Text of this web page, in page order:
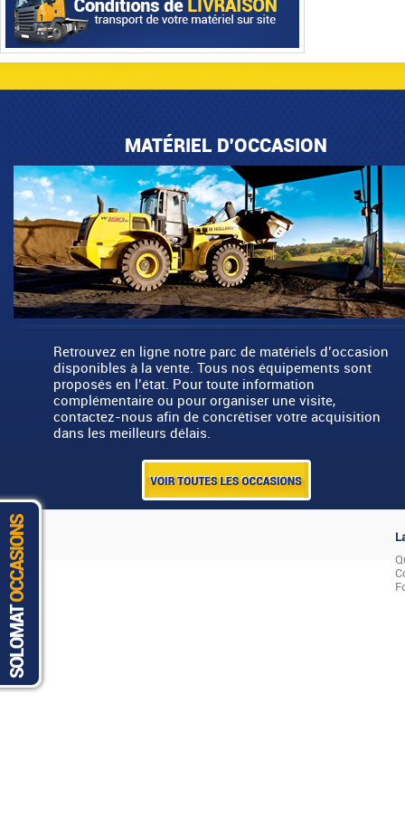
MATÉRIEL D'OCCASION
Retrouvez en ligne notre parc de matériels d’occasion
disponibles à la vente. Tous nos équipements sont
proposés en l’état. Pour toute information
complémentaire ou pour organiser une visite,
contactez-nous afin de concrétiser votre acquisition
dans les meilleurs délais.